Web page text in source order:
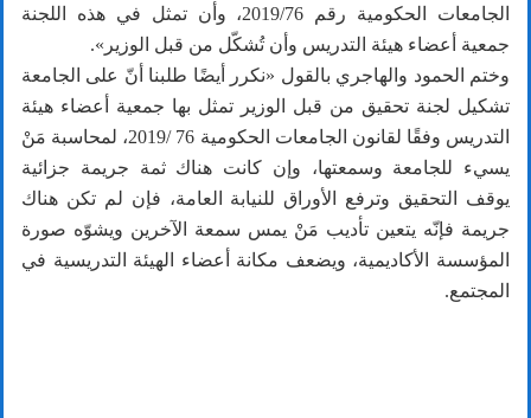
الجامعات الحكومية رقم 2019/76، وأن تمثل في هذه اللجنة
جمعية أعضاء هيئة التدريس وأن تُشكّل من قبل الوزير».
وختم الحمود والهاجري بالقول «نكرر أيضًا طلبنا أنّ على الجامعة
تشكيل لجنة تحقيق من قبل الوزير تمثل بها جمعية أعضاء هيئة
التدريس وفقًا لقانون الجامعات الحكومية 76 /2019، لمحاسبة مَنْ
يسيء للجامعة وسمعتها، وإن كانت هناك ثمة جريمة جزائية
يوقف التحقيق وترفع الأوراق للنيابة العامة، فإن لم تكن هناك
جريمة فإنّه يتعين تأديب مَنْ يمس سمعة الآخرين ويشوّه صورة
المؤسسة الأكاديمية، ويضعف مكانة أعضاء الهيئة التدريسية في
المجتمع.